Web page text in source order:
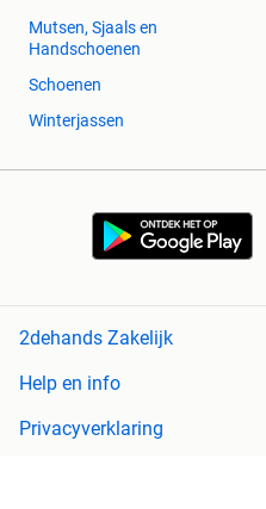
Mutsen, Sjaals en
Handschoenen
Schoenen
Winterjassen
2dehands Zakelijk
Help en info
Privacyverklaring